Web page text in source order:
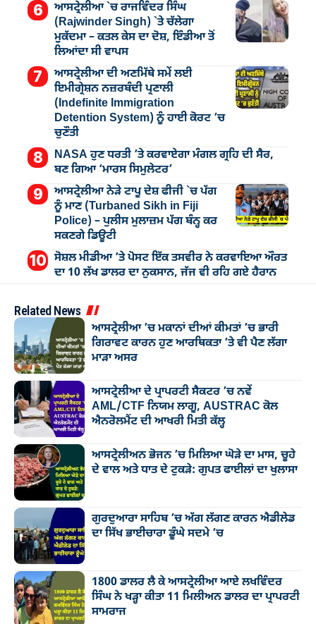
ਆਸਟ੍ਰੇਲੀਆ `ਚ ਰਾਜਵਿੰਦਰ ਸਿੰਘ
(Rajwinder Singh) `ਤੇ ਚੱਲੇਗਾ
ਮੁੁਕੱਦਮਾ – ਕਤਲ ਕੇਸ ਦਾ ਦੋਸ਼, ਇੰਡੀਆ ਤੋਂ
ਲਿਆਂਦਾ ਸੀ ਵਾਪਸ
ਆਸਟ੍ਰੇਲੀਆ ਦੀ ਅਣਮਿੱਥੇ ਸਮੇਂ ਲਈ
ਇਮੀਗ੍ਰੇਸ਼ਨ ਨਜ਼ਰਬੰਦੀ ਪ੍ਰਣਾਲੀ
(Indefinite Immigration
Detention System) ਨੂੰ ਹਾਈ ਕੋਰਟ ’ਚ
ਚੁਣੌਤੀ
NASA ਹੁਣ ਧਰਤੀ ’ਤੇ ਕਰਵਾਏਗਾ ਮੰਗਲ ਗ੍ਰਹਿ ਦੀ ਸੈਰ,
ਬਣ ਗਿਆ ‘ਮਾਰਸ ਸਿਮੁਲੇਟਰ’
ਆਸਟ੍ਰੇਲੀਆ ਨੇੜੇ ਟਾਪੂ ਦੇਸ਼ ਫੀਜੀ `ਚ ਪੱਗ
ਨੂੰ ਮਾਣ (Turbaned Sikh in Fiji
Police) – ਪੁਲੀਸ ਮੁਲਾਜ਼ਮ ਪੱਗ ਬੰਨ੍ਹ ਕਰ
ਸਕਣਗੇ ਡਿਊਟੀ
ਸੋਸ਼ਲ ਮੀਡੀਆ ’ਤੇ ਪੋਸਟ ਇੱਕ ਤਸਵੀਰ ਨੇ ਕਰਵਾਇਆ ਔਰਤ
ਦਾ 10 ਲੱਖ ਡਾਲਰ ਦਾ ਨੁਕਸਾਨ, ਜੱਜ ਵੀ ਰਹਿ ਗਏ ਹੈਰਾਨ
Related News
ਆਸਟ੍ਰੇਲੀਆ ’ਚ ਮਕਾਨਾਂ ਦੀਆਂ ਕੀਮਤਾਂ ’ਚ ਭਾਰੀ
ਗਿਰਾਵਟ ਕਾਰਨ ਹੁਣ ਆਰਥਿਕਤਾ ’ਤੇ ਵੀ ਪੈਣ ਲੱਗਾ
ਮਾੜਾ ਅਸਰ
ਆਸਟ੍ਰੇਲੀਆ ਦੇ ਪ੍ਰਾਪਰਟੀ ਸੈਕਟਰ ’ਚ ਨਵੇਂ
AML/CTF ਨਿਯਮ ਲਾਗੂ, AUSTRAC ਕੋਲ
ਐਨਰੋਲਮੈਂਟ ਦੀ ਆਖਰੀ ਮਿਤੀ ਕੱਲ੍ਹ
ਆਸਟ੍ਰੇਲੀਅਨ ਭੋਜਨ ’ਚ ਮਿਲਿਆ ਘੋੜੇ ਦਾ ਮਾਸ, ਚੂਹੇ
ਦੇ ਵਾਲ ਅਤੇ ਧਾਤ ਦੇ ਟੁਕੜੇ: ਗੁਪਤ ਫਾਈਲਾਂ ਦਾ ਖੁਲਾਸਾ
ਗੁਰਦੁਆਰਾ ਸਾਹਿਬ ’ਚ ਅੱਗ ਲੱਗਣ ਕਾਰਨ ਐਡੀਲੇਡ
ਦਾ ਸਿੱਖ ਭਾਈਚਾਰਾ ਡੂੰਘੇ ਸਦਮੇ ’ਚ
1800 ਡਾਲਰ ਲੈ ਕੇ ਆਸਟ੍ਰੇਲੀਆ ਆਏ ਲਖਵਿੰਦਰ
ਸਿੰਘ ਨੇ ਖੜ੍ਹਾ ਕੀਤਾ 11 ਮਿਲੀਅਨ ਡਾਲਰ ਦਾ ਪ੍ਰਾਪਰਟੀ
ਸਾਮਰਾਜ